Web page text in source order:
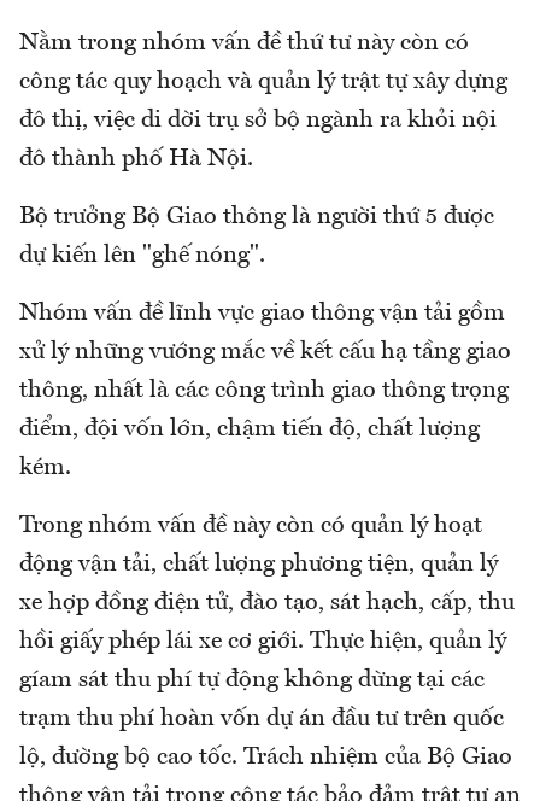
Nằm trong nhóm vấn đề thứ tư này còn có
công tác quy hoạch và quản lý trật tự xây dựng
đô thị, việc di dời trụ sở bộ ngành ra khỏi nội
đô thành phố Hà Nội.
Bộ trưởng Bộ Giao thông là người thứ 5 được
dự kiến lên "ghế nóng".
Nhóm vấn đề lĩnh vực giao thông vận tải gồm
xử lý những vướng mắc về kết cấu hạ tầng giao
thông, nhất là các công trình giao thông trọng
điểm, đội vốn lớn, chậm tiến độ, chất lượng
kém.
Trong nhóm vấn đề này còn có quản lý hoạt
động vận tải, chất lượng phương tiện, quản lý
xe hợp đồng điện tử, đào tạo, sát hạch, cấp, thu
hồi giấy phép lái xe cơ giới. Thực hiện, quản lý
gíam sát thu phí tự động không dừng tại các
trạm thu phí hoàn vốn dự án đầu tư trên quốc
lộ, đường bộ cao tốc. Trách nhiệm của Bộ Giao